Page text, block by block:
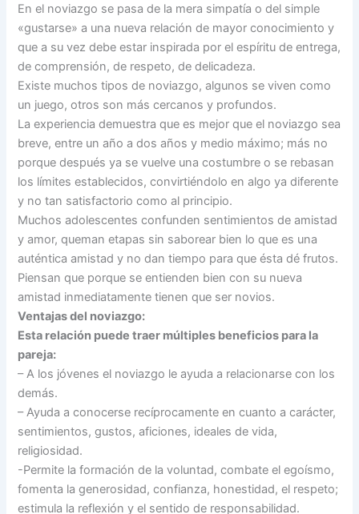
En el noviazgo se pasa de la mera simpatía o del simple
«gustarse» a una nueva relación de mayor conocimiento y
que a su vez debe estar inspirada por el espíritu de entrega,
de comprensión, de respeto, de delicadeza.
Existe muchos tipos de noviazgo, algunos se viven como
un juego, otros son más cercanos y profundos.
La experiencia demuestra que es mejor que el noviazgo sea
breve, entre un año a dos años y medio máximo; más no
porque después ya se vuelve una costumbre o se rebasan
los límites establecidos, convirtiéndolo en algo ya diferente
y no tan satisfactorio como al principio.
Muchos adolescentes confunden sentimientos de amistad
y amor, queman etapas sin saborear bien lo que es una
auténtica amistad y no dan tiempo para que ésta dé frutos.
Piensan que porque se entienden bien con su nueva
amistad inmediatamente tienen que ser novios.
Ventajas del noviazgo:
Esta relación puede traer múltiples beneficios para la
pareja:
– A los jóvenes el noviazgo le ayuda a relacionarse con los
demás.
– Ayuda a conocerse recíprocamente en cuanto a carácter,
sentimientos, gustos, aficiones, ideales de vida,
religiosidad.
-Permite la formación de la voluntad, combate el egoísmo,
fomenta la generosidad, confianza, honestidad, el respeto;
estimula la reflexión y el sentido de responsabilidad.